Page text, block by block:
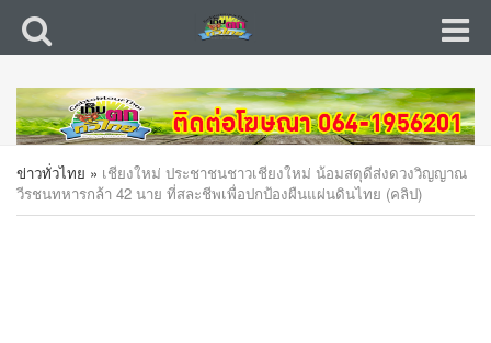
ข่าวทั่วไทย » เชียงใหม่ ประชาชนชาวเชียงใหม่ น้อมสดุดีส่งดวงวิญญาณ
วีรชนทหารกล้า 42 นาย ที่สละชีพเพื่อปกป้องผืนแผ่นดินไทย (คลิป)